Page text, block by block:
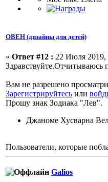
ОВЕН (дизайны для детей)
« Ответ #12 : 22 Июля 2019,
Здравствуйте.Отчитываюсь
Вам не разрешено
Зарегистрируйтесь или
Прошу знак Зодиака "Лев".
Джаноме Хусварна
Пользователи, которые
Galios